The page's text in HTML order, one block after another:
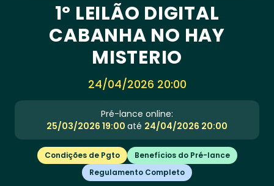
1º LEILÃO DIGITAL
CABANHA NO HAY
MISTERIO
24/04/2026 20:00
Pré-lance online:
25/03/2026 19:00 até 24/04/2026 20:00
Condições de Pgto
Benefícios do Pré-lance
Regulamento Completo